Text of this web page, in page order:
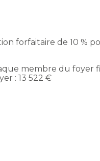
forfaitaire de 10 %
membre du foyer
: 13 522 €